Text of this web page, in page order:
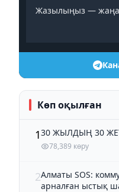
Жазылыңыз —
Көп оқылған
130 ЖЫЛДЫҢ 30
78,389 көру
2Алматы SOS:
арналған ыстық